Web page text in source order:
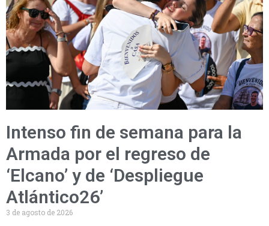
Intenso fin de semana para la
Armada por el regreso de
‘Elcano’ y de ‘Despliegue
Atlántico26’
3 de agosto de 2026